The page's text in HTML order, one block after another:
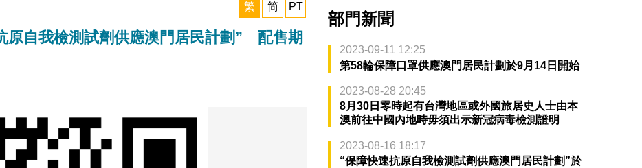
繁 简 PT
原自我檢測試劑供應澳門居民計劃” 配售期
部門新聞
2023-09-11 12:25
第58輪保障口罩供應澳門居民計劃於9月14日開始
2023-08-28 20:45
8月30日零時起有台灣地區或外國旅居史人士由本
澳前往中國內地時毋須出示新冠病毒檢測證明
2023-08-16 18:17
“保障快速抗原自我檢測試劑供應澳門居民計劃”於